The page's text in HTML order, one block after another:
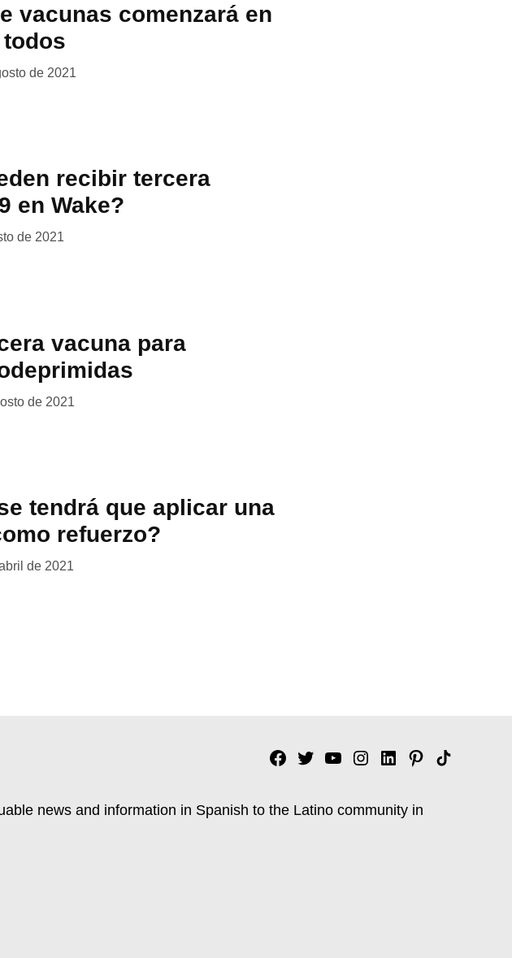
vacunas comenzará en
de 2021
recibir tercera
en Wake?
de 2021
vacuna para
de 2021
tendrá que aplicar una
refuerzo?
de 2021
Facebook
TwitterYouTubeInstagram
Linkedin
Pinterest
Tik
news and information in Spanish to the Latino community in